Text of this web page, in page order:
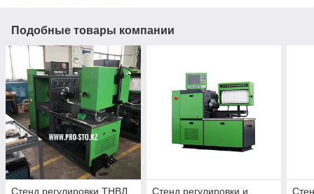
Подобные товары компании
Стенд регулировки ТНВД
Стенд регулировки и